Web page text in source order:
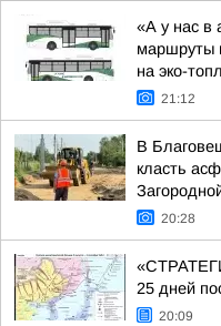
«А у нас в
маршруты
на эко-
21:12
В
класть
20:28
25 дней
20:09